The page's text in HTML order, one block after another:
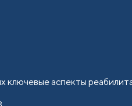
ключевые аспекты